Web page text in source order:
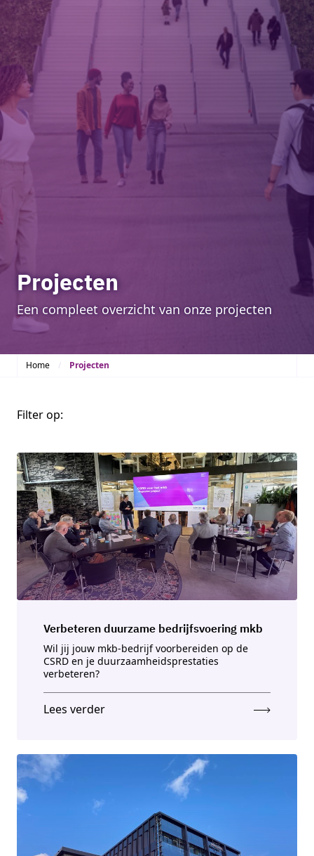
Projecten
Een compleet overzicht van onze projecten
Home Projecten
Filter op:
Verbeteren duurzame bedrĳfsvoering mkb
Wil jij jouw mkb-bedrijf voorbereiden op de
CSRD en je duurzaamheidsprestaties
verbeteren?
Lees verder